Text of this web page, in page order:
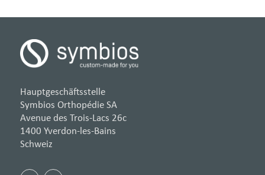
Hauptgeschäftsstelle
Symbios Orthopédie SA
Avenue des Trois-Lacs 26c
1400 Yverdon-les-Bains
Schweiz